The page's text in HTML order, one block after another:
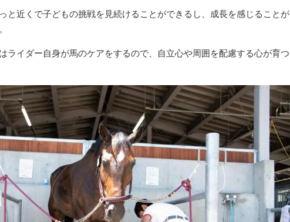
と近くで子どもの挑戦を見続けることができるし、成長を感じることが
ライダー自身が馬のケアをするので、自立心や周囲を配慮する心が育つ